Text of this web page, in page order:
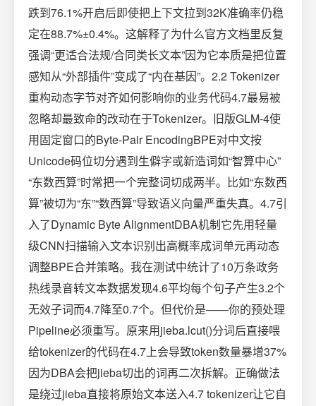
跌到76.1%开启后即使把上下文拉到32K准确率仍稳
定在88.7%±0.4%。这解释了为什么官方文档里反复
强调“更适合法规/合同类长文本”因为它本质是把位置
感知从“外部插件”变成了“内在基因”。2.2 Tokenizer
重构动态字节对齐如何影响你的业务代码4.7最易被
忽略却最致命的改动在于Tokenizer。旧版GLM-4使
用固定窗口的Byte-Pair EncodingBPE对中文按
Unicode码位切分遇到生僻字或新造词如“智算中心”
“东数西算”时常把一个完整词切成两半。比如“东数西
算”被切为“东”“数西算”导致语义向量严重失真。4.7引
入了Dynamic Byte AlignmentDBA机制它先用轻量
级CNN扫描输入文本识别出高概率成词单元再动态
调整BPE合并策略。我在测试中统计了10万条政务
热线录音转文本数据发现4.6平均每个句子产生3.2个
无效子词而4.7降至0.7个。但代价是——你的预处理
Pipeline必须重写。原来用jieba.lcut()分词后直接喂
给tokenizer的代码在4.7上会导致token数量暴增37%
因为DBA会把jieba切出的词再二次拆解。正确做法
是绕过jieba直接将原始文本送入4.7 tokenizer让它自